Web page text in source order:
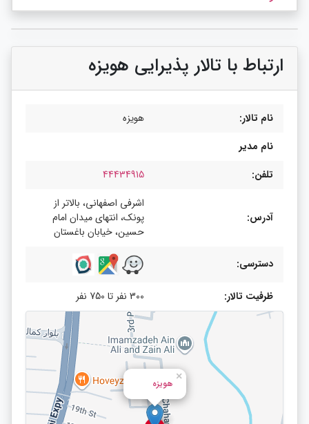
ارتباط با تالار پذیرایی هویزه
نام تالار:
هویزه
نام مدیر
تلفن:
44434915
آدرس:
اشرفی اصفهانی، بالاتر از
پونک، انتهای میدان امام
حسین، خیابان باغستان
دسترسی:
ظرفیت تالار: 300 نفر تا 750 نفر
هویزه
×